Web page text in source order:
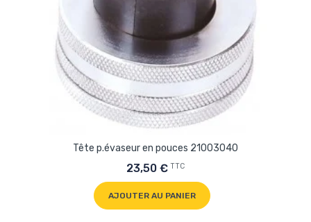
Tête p.évaseur en pouces 21003040
23,50 € TTC
AJOUTER AU PANIER